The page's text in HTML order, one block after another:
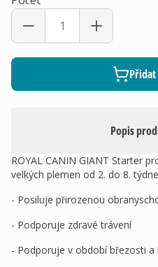
Popis
ROYAL CANIN GIANT Starter
velkých plemen od 2. do 8. týdne
- Posiluje přirozenou
- Podporuje zdravé trávení
- Podporuje v období březosti a